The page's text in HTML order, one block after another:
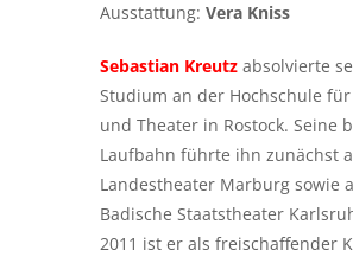
Ausstattung: Vera Kniss
Sebastian Kreutz absolvierte
Studium an der Hochschule
und Theater in Rostock. Seine
Laufbahn führte ihn zunächst
Landestheater Marburg sowie
Badische Staatstheater
2011 ist er als freischaffender